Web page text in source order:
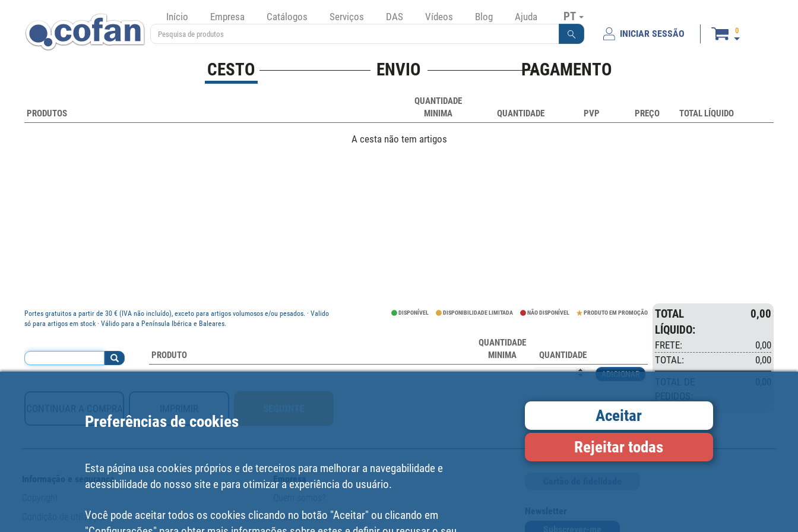
PT
Início Empresa Catálogos Serviços DAS Vídeos Blog Ajuda
INICIAR SESSÃO 0
CESTO ENVIO PAGAMENTO
PRODUTOS
QUANTIDADE
MINIMA
QUANTIDADE PVP PREÇO TOTAL LÍQUIDO
A cesta não tem artigos
TOTAL
LÍQUIDO:
0,00
FRETE:
0,00
TOTAL:
0,00
PEDIDOS:
Portes gratuitos a partir de 30 € (IVA não incluído), exceto para artigos volumosos e/ou pesados. · Valido
só para artigos em stock · Válido para a Península Ibérica e Baleares.
DISPONÍVEL DISPONIBILIDADE LIMITADA NÃO DISPONÍVEL PRODUTO EM PROMOÇÃO
PRODUTO
QUANTIDADE
MINIMA
QUANTIDADE
ADICIONAR
Informação e segurança
Condição de utilização
Onde estamos?
Preferências de cookies
Esta página usa cookies próprios e de terceiros para melhorar a navegabilidade e
acessibilidade do nosso site e para otimizar a experiência do usuário.
Você pode aceitar todos os cookies clicando no botão "Aceitar" ou clicando em
Aceitar
Rejeitar todas